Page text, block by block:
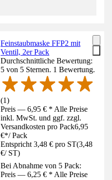
Feinstaubmaske FFP2 mit
Ventil, 2er Pack
Durchschnittliche Bewertung:
5 von 5 Sternen. 1 Bewertung.
(1)
Preis — 6,95 € * Alle Preise
inkl. MwSt. und ggf. zzgl.
Versandkosten pro Pack6,95
€*/ Pack
Entspricht 3,48 € pro ST(3,48
€/ ST)
Bei Abnahme von 5 Pack:
Preis — 6,25 € * Alle Preise